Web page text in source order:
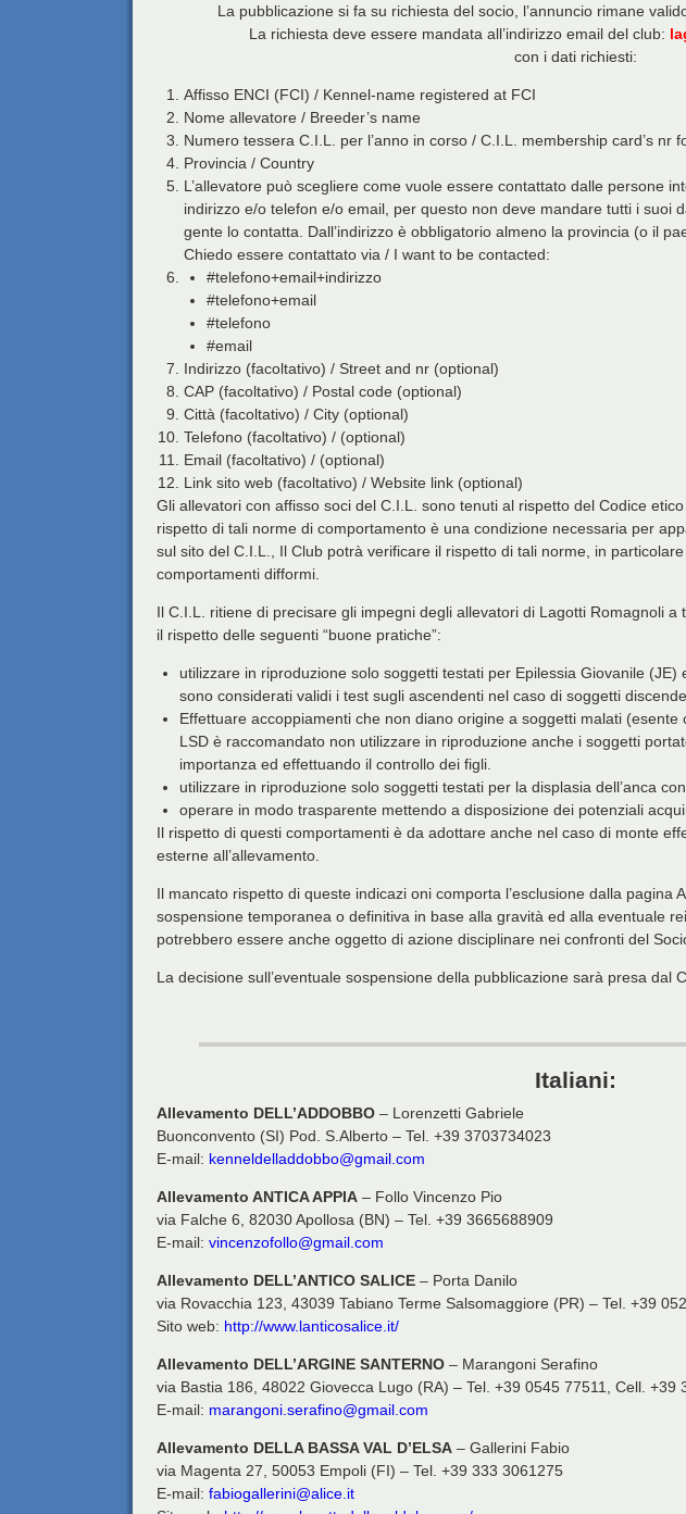
La pubblicazione si fa su richiesta del socio, l’annuncio rimane
La richiesta deve essere mandata all’indirizzo email del club:
con i dati richiesti:
Affisso ENCI (FCI) / Kennel-name registered at FCI
Nome allevatore / Breeder’s name
Numero tessera C.I.L. per l’anno in corso / C.I.L. membership card’s nr
Provincia / Country
L’allevatore può scegliere come vuole essere contattato dalle persone
indirizzo e/o telefon e/o email, per questo non deve mandare tutti i suoi
gente lo contatta. Dall’indirizzo è obbligatorio almeno la provincia (o il
Chiedo essere contattato via / I want to be contacted:
#telefono+email+indirizzo
#telefono+email
#telefono
#email
Indirizzo (facoltativo) / Street and nr (optional)
CAP (facoltativo) / Postal code (optional)
Città (facoltativo) / City (optional)
Telefono (facoltativo) / (optional)
Email (facoltativo) / (optional)
Link sito web (facoltativo) / Website link (optional)
Gli allevatori con affisso soci del C.I.L. sono tenuti al rispetto del Codice
rispetto di tali norme di comportamento è una condizione necessaria per
sul sito del C.I.L., Il Club potrà verificare il rispetto di tali norme, in
comportamenti difformi.
Il C.I.L. ritiene di precisare gli impegni degli allevatori di Lagotti Romagnoli
il rispetto delle seguenti “buone pratiche”:
utilizzare in riproduzione solo soggetti testati per Epilessia Giovanile (JE)
sono considerati validi i test sugli ascendenti nel caso di soggetti
Effettuare accoppiamenti che non diano origine a soggetti malati
LSD è raccomandato non utilizzare in riproduzione anche i soggetti
importanza ed effettuando il controllo dei figli.
utilizzare in riproduzione solo soggetti testati per la displasia dell’anca
operare in modo trasparente mettendo a disposizione dei potenziali
Il rispetto di questi comportamenti è da adottare anche nel caso di monte
esterne all’allevamento.
Il mancato rispetto di queste indicazi oni comporta l’esclusione dalla pagina
sospensione temporanea o definitiva in base alla gravità ed alla eventuale
potrebbero essere anche oggetto di azione disciplinare nei confronti del
La decisione sull’eventuale sospensione della pubblicazione sarà presa dal
Italiani:
Allevamento DELL’ADDOBBO – Lorenzetti Gabriele
Buonconvento (SI) Pod. S.Alberto – Tel. +39 3703734023
E-mail: kenneldelladdobbo@gmail.com
Allevamento ANTICA APPIA – Follo Vincenzo Pio
via Falche 6, 82030 Apollosa (BN) – Tel. +39 3665688909
E-mail: vincenzofollo@gmail.com
Allevamento DELL’ANTICO SALICE – Porta Danilo
via Rovacchia 123, 43039 Tabiano Terme Salsomaggiore (PR) – Tel. +39
Sito web: http://www.lanticosalice.it/
Allevamento DELL’ARGINE SANTERNO – Marangoni Serafino
via Bastia 186, 48022 Giovecca Lugo (RA) – Tel. +39 0545 77511, Cell. +39
E-mail: marangoni.serafino@gmail.com
Allevamento DELLA BASSA VAL D’ELSA – Gallerini Fabio
via Magenta 27, 50053 Empoli (FI) – Tel. +39 333 3061275
E-mail: fabiogallerini@alice.it